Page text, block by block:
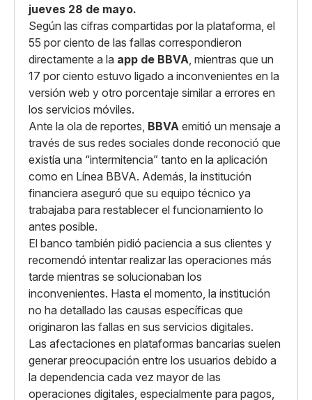
jueves 28 de mayo.
Según las cifras compartidas por la plataforma, el
55 por ciento de las fallas correspondieron
directamente a la app de BBVA, mientras que un
17 por ciento estuvo ligado a inconvenientes en la
versión web y otro porcentaje similar a errores en
los servicios móviles.
Ante la ola de reportes, BBVA emitió un mensaje a
través de sus redes sociales donde reconoció que
existía una “intermitencia” tanto en la aplicación
como en Línea BBVA. Además, la institución
financiera aseguró que su equipo técnico ya
trabajaba para restablecer el funcionamiento lo
antes posible.
El banco también pidió paciencia a sus clientes y
recomendó intentar realizar las operaciones más
tarde mientras se solucionaban los
inconvenientes. Hasta el momento, la institución
no ha detallado las causas específicas que
originaron las fallas en sus servicios digitales.
Las afectaciones en plataformas bancarias suelen
generar preocupación entre los usuarios debido a
la dependencia cada vez mayor de las
operaciones digitales, especialmente para pagos,